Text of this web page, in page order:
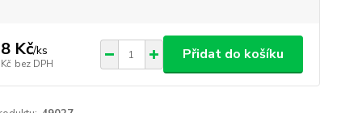
Kč/ks
bez DPH
Přidat do košíku